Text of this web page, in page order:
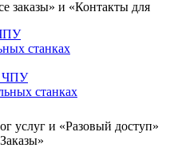
станках
ЧПУ
станках
заказы» и «Контакты для
услуг и «Разовый доступ»